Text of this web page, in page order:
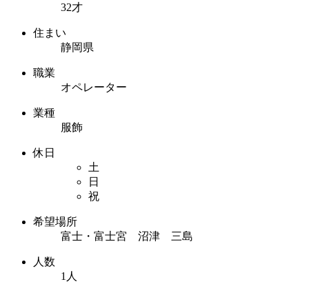
32才
住まい
静岡県
職業
オペレーター
業種
服飾
休日
土
日
祝
希望場所
富士・富士宮 沼津 三島
人数
1人